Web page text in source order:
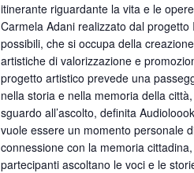
itinerante riguardante la vita e le
Carmela Adani realizzato dal progetto
possibili, che si occupa della
artistiche di valorizzazione e
progetto artistico prevede una
nella storia e nella memoria della
sguardo all’ascolto, definita
vuole essere un momento personale
connessione con la memoria
partecipanti ascoltano le voci e le